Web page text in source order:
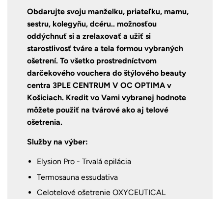
Obdarujte svoju manželku, priateľku, mamu,
sestru, kolegyňu, dcéru.. možnosťou
oddýchnuť si a zrelaxovať a užiť si
starostlivosť tváre a tela formou vybraných
ošetrení. To všetko prostredníctvom
darčekového vouchera do štýlového beauty
centra 3PLE CENTRUM V OC OPTIMA v
Košiciach. Kredit vo Vami vybranej hodnote
môžete použiť na tvárové ako aj telové
ošetrenia.
Služby na výber:
Elysion Pro - Trvalá epilácia
Termosauna essudativa
Celotelové ošetrenie OXYCEUTICAL